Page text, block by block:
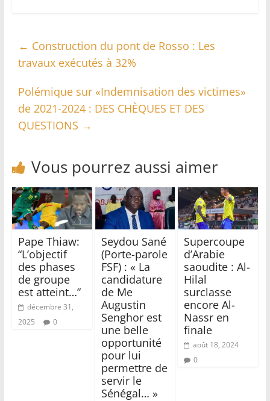
← Construction du pont de Rosso : Les
travaux exécutés à 32%
Polémique sur «Indemnisation des victimes»
de 2021-2024 : DES CHÈQUES ET DES
QUESTIONS →
Vous pourrez aussi aimer
Pape Thiaw:
“L’objectif
des phases
de groupe
est atteint…”
décembre 31,
2025
0
Seydou Sané
(Porte-parole
FSF) : « La
candidature
de Me
Augustin
Senghor est
une belle
opportunité
pour lui
permettre de
servir le
Sénégal… »
Supercoupe
d’Arabie
saoudite : Al-
Hilal
surclasse
encore Al-
Nassr en
finale
août 18, 2024
0